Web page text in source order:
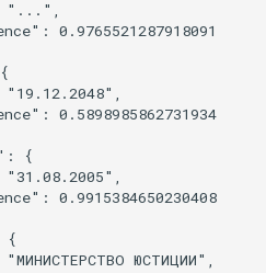
0.9765521287918091
0.5898985862731934
{
0.9915384650230408
{
ЮСТИЦИИ",